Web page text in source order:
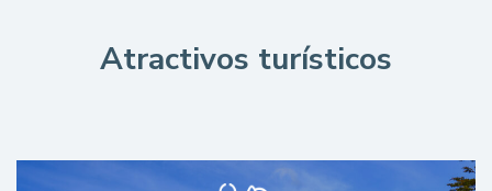
Atractivos turísticos